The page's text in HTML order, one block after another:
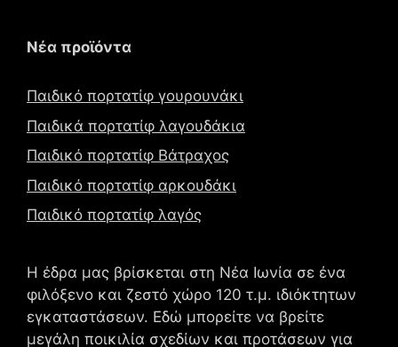
Νέα προϊόντα
Παιδικό πορτατίφ γουρουνάκι
Παιδικά πορτατίφ λαγουδάκια
Παιδικό πορτατίφ Βάτραχος
Παιδικό πορτατίφ αρκουδάκι
Παιδικό πορτατίφ λαγός
Η έδρα μας βρίσκεται στη Νέα Ιωνία σε ένα
φιλόξενο και ζεστό χώρο 120 τ.μ. ιδιόκτητων
εγκαταστάσεων. Εδώ μπορείτε να βρείτε
μεγάλη ποικιλία σχεδίων και προτάσεων για